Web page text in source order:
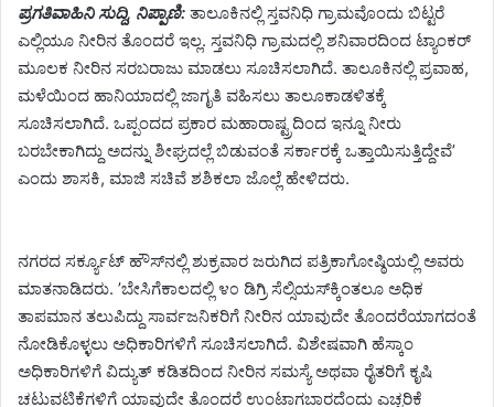
ಪ್ರಗತಿವಾಹಿನಿ ಸುದ್ದಿ, ನಿಪ್ಪಾಣಿ: ತಾಲೂಕಿನಲ್ಲಿ ಸ್ತವನಿಧಿ ಗ್ರಾಮವೊಂದು ಬಿಟ್ಟರೆ
ಎಲ್ಲಿಯೂ ನೀರಿನ ತೊಂದರೆ ಇಲ್ಲ. ಸ್ತವನಿಧಿ ಗ್ರಾಮದಲ್ಲಿ ಶನಿವಾರದಿಂದ ಟ್ಯಾಂಕರ್
ಮೂಲಕ ನೀರಿನ ಸರಬರಾಜು ಮಾಡಲು ಸೂಚಿಸಲಾಗಿದೆ. ತಾಲೂಕಿನಲ್ಲಿ ಪ್ರವಾಹ,
ಮಳೆಯಿಂದ ಹಾನಿಯಾದಲ್ಲಿ ಜಾಗೃತಿ ವಹಿಸಲು ತಾಲೂಕಾಡಳಿತಕ್ಕೆ
ಸೂಚಿಸಲಾಗಿದೆ. ಒಪ್ಪಂದದ ಪ್ರಕಾರ ಮಹಾರಾಷ್ಟ್ರದಿಂದ ಇನ್ನೂ ನೀರು
ಬರಬೇಕಾಗಿದ್ದು ಅದನ್ನು ಶೀಘ್ರದಲ್ಲೆ ಬಿಡುವಂತೆ ಸರ್ಕಾರಕ್ಕೆ ಒತ್ತಾಯಿಸುತ್ತಿದ್ದೇವೆ’
ಎಂದು ಶಾಸಕಿ, ಮಾಜಿ ಸಚಿವೆ ಶಶಿಕಲಾ ಜೊಲ್ಲೆ ಹೇಳಿದರು.
ನಗರದ ಸರ್ಕ್ಯೂಟ್ ಹೌಸ್‌ನಲ್ಲಿ ಶುಕ್ರವಾರ ಜರುಗಿದ ಪತ್ರಿಕಾಗೋಷ್ಠಿಯಲ್ಲಿ ಅವರು
ಮಾತನಾಡಿದರು. ’ಬೇಸಿಗೆಕಾಲದಲ್ಲಿ ೪೦ ಡಿಗ್ರಿ ಸೆಲ್ಸಿಯಸ್‌ಕ್ಕಿಂತಲೂ ಅಧಿಕ
ತಾಪಮಾನ ತಲುಪಿದ್ದು ಸಾರ್ವಜನಿಕರಿಗೆ ನೀರಿನ ಯಾವುದೇ ತೊಂದರೆಯಾಗದಂತೆ
ನೋಡಿಕೊಳ್ಳಲು ಅಧಿಕಾರಿಗಳಿಗೆ ಸೂಚಿಸಲಾಗಿದೆ. ವಿಶೇಷವಾಗಿ ಹೆಸ್ಕಾಂ
ಅಧಿಕಾರಿಗಳಿಗೆ ವಿದ್ಯುತ್ ಕಡಿತದಿಂದ ನೀರಿನ ಸಮಸ್ಯೆ ಅಥವಾ ರೈತರಿಗೆ ಕೃಷಿ
ಚಟುವಟಿಕೆಗಳಿಗೆ ಯಾವುದೇ ತೊಂದರೆ ಉಂಟಾಗಬಾರದೆಂದು ಎಚ್ಚರಿಕೆ